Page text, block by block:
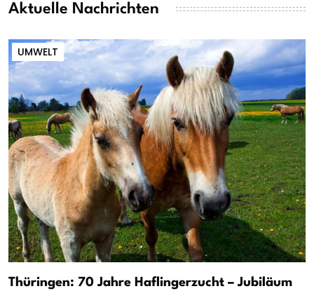
Aktuelle Nachrichten
UMWELT
Thüringen: 70 Jahre Haflingerzucht – Jubiläum